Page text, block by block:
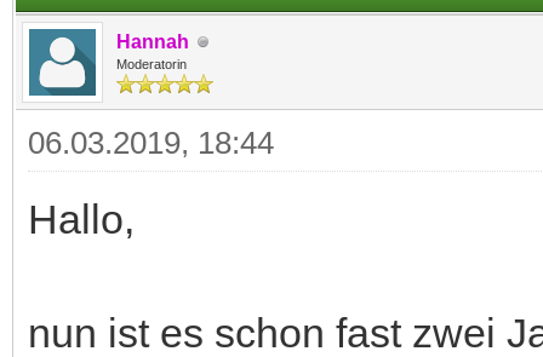
Hannah
Moderatorin
06.03.2019, 18:44
Hallo,
nun ist es schon fast zwei